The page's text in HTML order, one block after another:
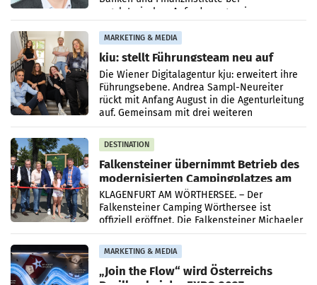
regulatorischen Anforderungen, im
Risikomanagement und bei
Transformationsprojekten
MARKETING & MEDIA
kju: stellt Führungsteam neu auf
Die Wiener Digitalagentur kju: erweitert ihre
Führungsebene. Andrea Sampl-Neureiter
rückt mit Anfang August in die Agenturleitung
auf. Gemeinsam mit drei weiteren
Neubesetzungen entsteht
DESTINATION
Falkensteiner übernimmt Betrieb des
modernisierten Campingplatzes am
Wörthersee
KLAGENFURT AM WÖRTHERSEE. – Der
Falkensteiner Camping Wörthersee ist
offiziell eröffnet. Die Falkensteiner Michaeler
Tourism Group (FMTG) und die Stadtwerke
Klagenfurt haben den
MARKETING & MEDIA
„Join the Flow“ wird Österreichs